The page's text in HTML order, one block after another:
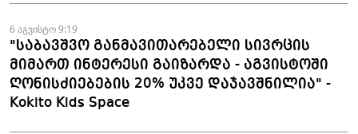
6 აგვისტო 9:19
"საბავშვო განმავითარებელი სივრცის
მიმართ ინტერესი გაიზარდა - აგვისტოში
ღონისძიებების 20% უკვე დაჯავშნილია" -
Kokito Kids Space